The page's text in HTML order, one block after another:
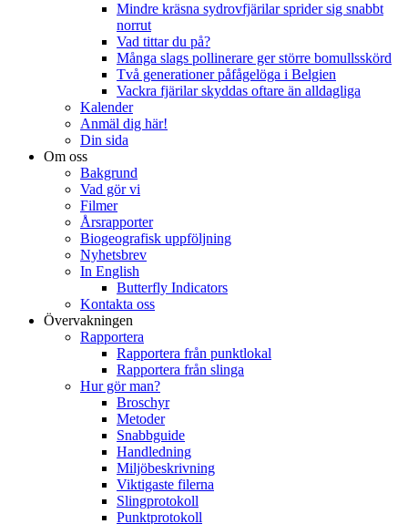
Mindre kräsna sydrovfjärilar sprider sig snabbt
norrut
Vad tittar du på?
Många slags pollinerare ger större bomullsskörd
Två generationer påfågelöga i Belgien
Vackra fjärilar skyddas oftare än alldagliga
Kalender
Anmäl dig här!
Din sida
Om oss
Bakgrund
Vad gör vi
Filmer
Årsrapporter
Biogeografisk uppföljning
Nyhetsbrev
In English
Butterfly Indicators
Kontakta oss
Övervakningen
Rapportera
Rapportera från punktlokal
Rapportera från slinga
Hur gör man?
Broschyr
Metoder
Snabbguide
Handledning
Miljöbeskrivning
Viktigaste filerna
Slingprotokoll
Punktprotokoll